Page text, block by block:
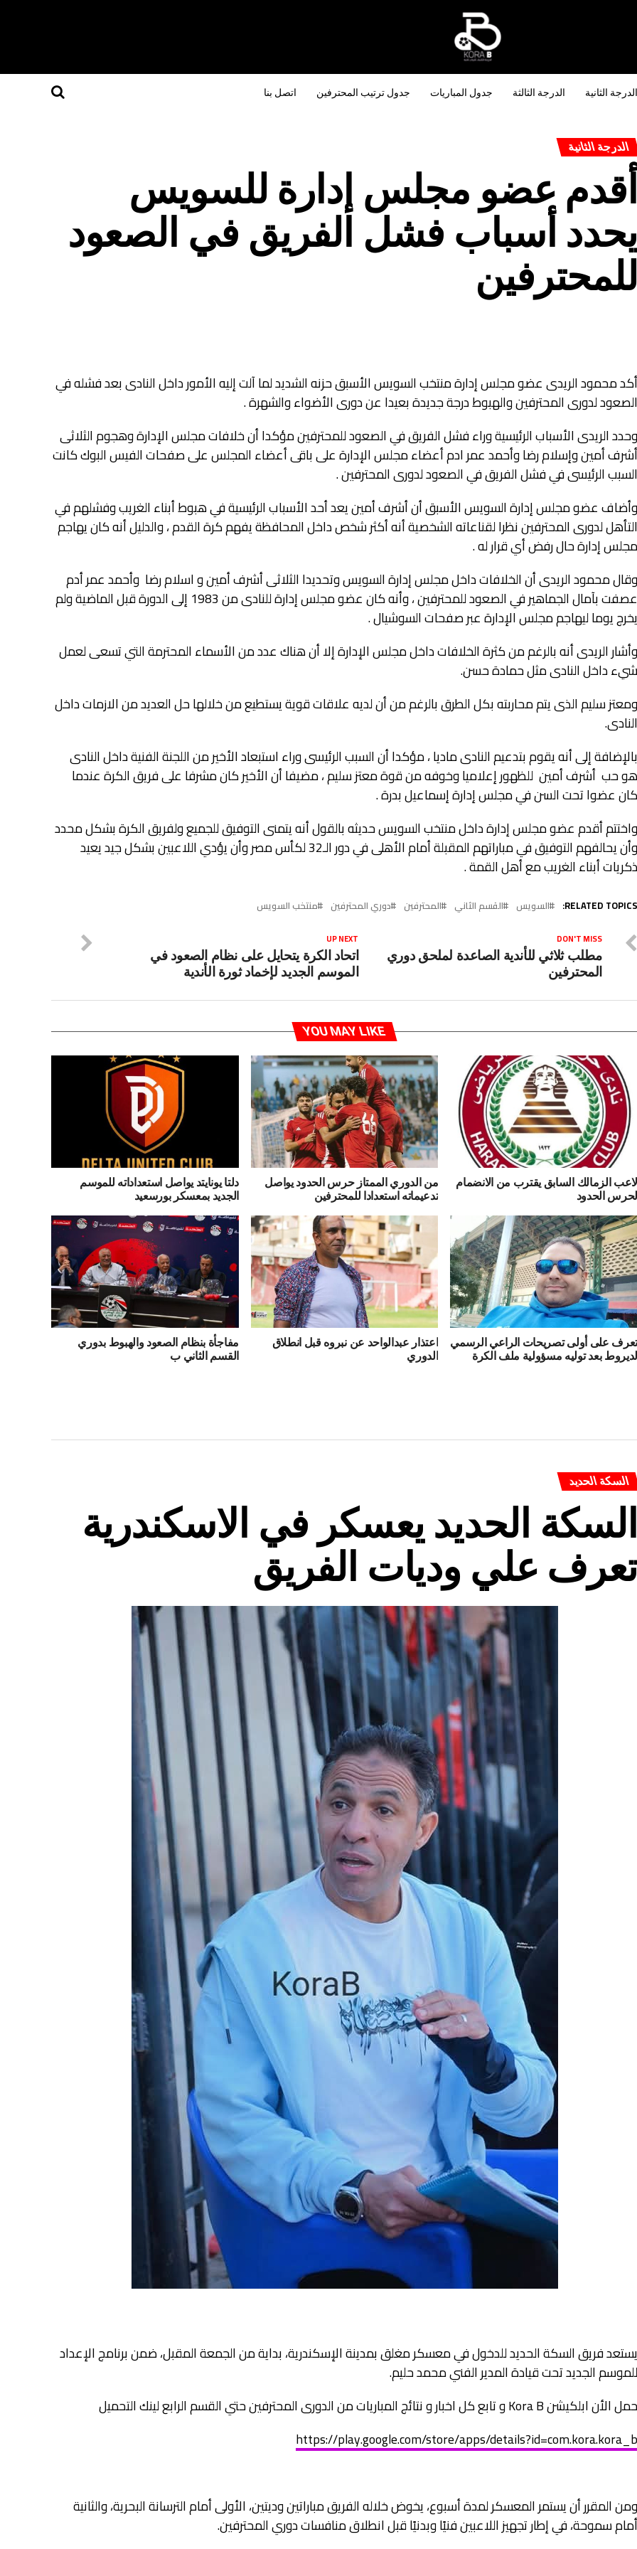
الدرجة الثانية الدرجة الثالثة جدول المباريات جدول ترتيب المحترفين اتصل بنا
الدرجة الثانية
أقدم عضو مجلس إدارة للسويس
يحدد أسباب فشل الفريق في الصعود
للمحترفين
أكد محمود الريدى عضو مجلس إدارة منتخب السويس الأسبق حزنه الشديد لما آلت إليه الأمور داخل النادى بعد فشله في
الصعود لدورى المحترفين والهبوط درجة جديدة بعيدا عن دورى الأضواء والشهرة .
وحدد الريدى الأسباب الرئيسية وراء فشل الفريق في الصعود للمحترفين مؤكدا أن خلافات مجلس الإدارة وهجوم الثلاثى
أشرف أمين وإسلام رضا وأحمد عمر ادم أعضاء مجلس الإدارة على باقى أعضاء المجلس على صفحات الفيس البوك كانت
السبب الرئيسى في فشل الفريق في الصعود لدورى المحترفين .
وأضاف عضو مجلس إدارة السويس الأسبق أن أشرف أمين يعد أحد الأسباب الرئيسية في هبوط أبناء الغريب وفشلهم في
التأهل لدورى المحترفين نظرا لقناعاته الشخصية أنه أكثر شخص داخل المحافظة يفهم كرة القدم ، والدليل أنه كان يهاجم
مجلس إدارة حال رفض أي قرار له .
وقال محمود الريدى أن الخلافات داخل مجلس إدارة السويس وتحديدا الثلاثى أشرف أمين و اسلام رضا وأحمد عمر أدم
عصفت بآمال الجماهير في الصعود للمحترفين ، وأنه كان عضو مجلس إدارة للنادى من 1983 إلى الدورة قبل الماضية ولم
يخرج يوما ليهاجم مجلس الإدارة عبر صفحات السوشيال .
وأشار الريدى أنه بالرغم من كثرة الخلافات داخل مجلس الإدارة إلا أن هناك عدد من الأسماء المحترمة التي تسعى لعمل
شيء داخل النادى مثل حمادة حسن.
ومعتز سليم الذى يتم محاربته بكل الطرق بالرغم من أن لديه علاقات قوية يستطيع من خلالها حل العديد من الازمات داخل
النادى.
بالإضافة إلى أنه يقوم بتدعيم النادى ماديا ، مؤكدا أن السبب الرئيسى وراء استبعاد الأخير من اللجنة الفنية داخل النادى
هو حب أشرف أمين للظهور إعلاميا وخوفه من قوة معتز سليم ، مضيفا أن الأخير كان مشرفا على فريق الكرة عندما
كان عضوا تحت السن في مجلس إدارة إسماعيل بدرة .
واختتم أقدم عضو مجلس إدارة داخل منتخب السويس حديثه بالقول أنه يتمنى التوفيق للجميع ولفريق الكرة بشكل محدد
وأن يحالفهم التوفيق في مباراتهم المقبلة أمام الأهلى في دور الـ32 لكأس مصر وأن يؤدي اللاعبين بشكل جيد يعيد
ذكريات أبناء الغريب مع أهل القمة .
RELATED TOPICS: السويس القسم الثاني المحترفين دوري المحترفين منتخب السويس
UP NEXT
اتحاد الكرة يتحايل على نظام الصعود في
الموسم الجديد لإخماد ثورة الأندية
DON'T MISS
مطلب ثلاثي للأندية الصاعدة لملحق دوري
المحترفين
YOU MAY LIKE
لاعب الزمالك السابق يقترب من الانضمام
لحرس الحدود
من الدوري الممتاز حرس الحدود يواصل
تدعيماته استعدادا للمحترفين
دلتا يونايتد يواصل استعداداته للموسم
الجديد بمعسكر بورسعيد
تعرف على أولى تصريحات الراعي الرسمي
لديروط بعد توليه مسؤولية ملف الكرة
اعتذار عبدالواحد عن نبروه قبل انطلاق
الدوري
مفاجأة بنظام الصعود والهبوط بدوري
القسم الثاني ب
السكة الحديد
السكة الحديد يعسكر في الاسكندرية
تعرف علي وديات الفريق
يستعد فريق السكة الحديد للدخول في معسكر مغلق بمدينة الإسكندرية، بداية من الجمعة المقبل، ضمن برنامج الإعداد
للموسم الجديد تحت قيادة المدير الفني محمد حليم.
حمل الأن ابلكيشن Kora B و تابع كل اخبار و نتائج المباريات من الدورى المحترفين حتي القسم الرابع لينك التحميل
https://play.google.com/store/apps/details?id=com.kora.kora_b
ومن المقرر أن يستمر المعسكر لمدة أسبوع، يخوض خلاله الفريق مباراتين وديتين، الأولى أمام الترسانة البحرية، والثانية
أمام سموحة، في إطار تجهيز اللاعبين فنيًا وبدنيًا قبل انطلاق منافسات دوري المحترفين.